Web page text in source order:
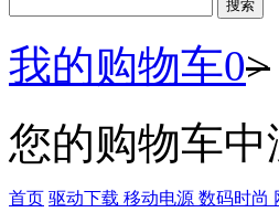
我的购物车0>
您的购物车
首页 驱动下载 移动电源 数码时尚